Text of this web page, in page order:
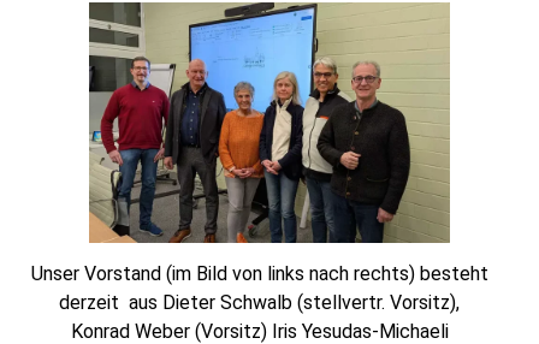
Unser Vorstand (im Bild von links nach rechts) besteht
derzeit aus Dieter Schwalb (stellvertr. Vorsitz),
Konrad Weber (Vorsitz) Iris Yesudas-Michaeli